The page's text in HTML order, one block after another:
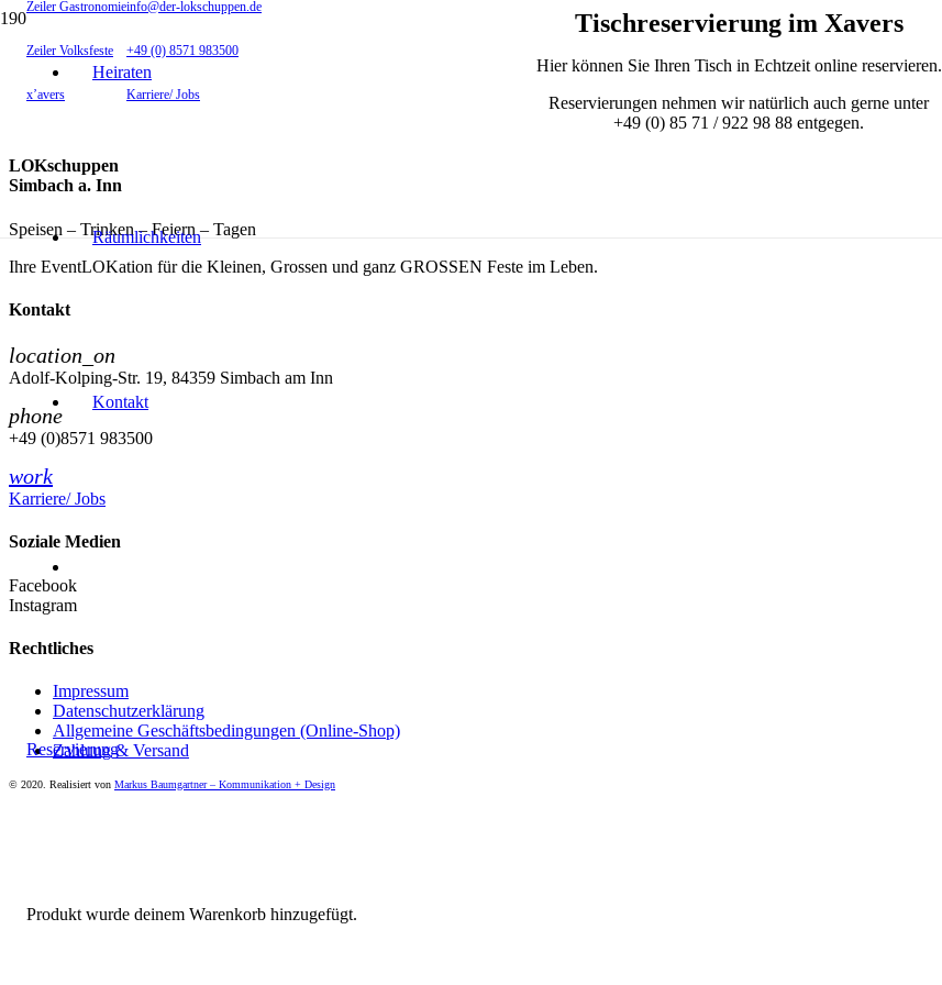
Zeiler Gastronomie
Zeiler Volksfeste
x’avers
info@der-lokschuppen.de
+49 (0) 8571 983500
Karriere/ Jobs
Heiraten
Räumlichkeiten
Kontakt
Reservierung
Produkt wurde deinem Warenkorb hinzugefügt.
Tischreservierung im Xavers
Hier können Sie Ihren Tisch in Echtzeit online reservieren.
Reservierungen nehmen wir natürlich auch gerne unter
+49 (0) 85 71 / 922 98 88 entgegen.
LOKschuppen
Simbach a. Inn
Speisen – Trinken – Feiern – Tagen
Ihre EventLOKation für die Kleinen, Grossen und ganz GROSSEN Feste im Leben.
Kontakt
location_on
Adolf-Kolping-Str. 19, 84359 Simbach am Inn
phone
+49 (0)8571 983500
work
Karriere/ Jobs
Soziale Medien
Facebook
Instagram
Rechtliches
Impressum
Datenschutzerklärung
Allgemeine Geschäftsbedingungen (Online-Shop)
Zahlung & Versand
© 2020. Realisiert von Markus Baumgartner – Kommunikation + Design